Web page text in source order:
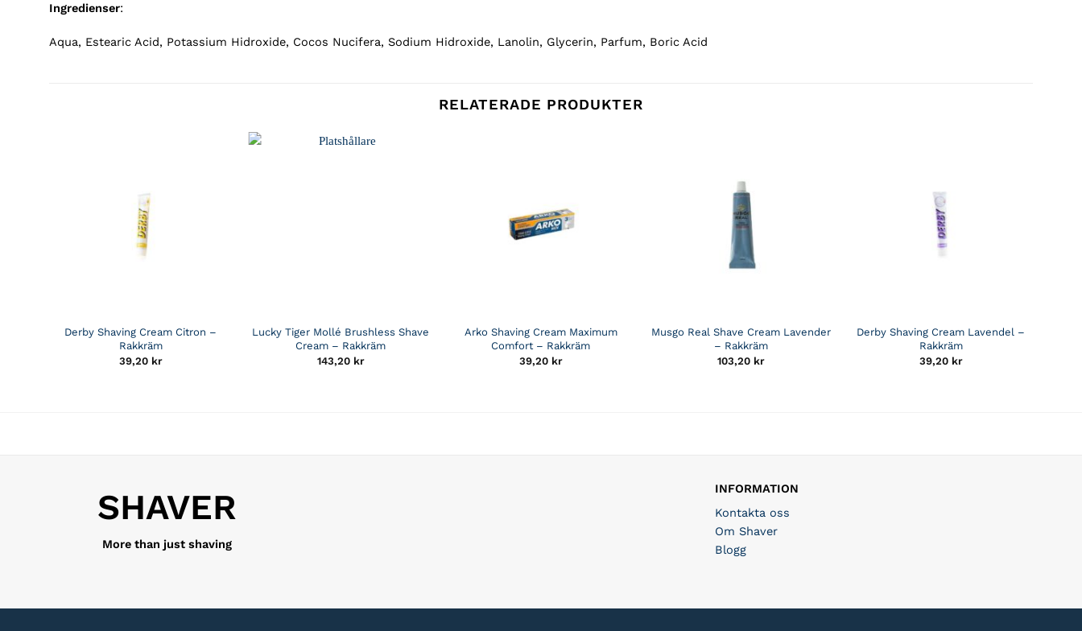
Ingredienser:
Aqua, Estearic Acid, Potassium Hidroxide, Cocos Nucifera, Sodium Hidroxide, Lanolin, Glycerin, Parfum, Boric Acid
RELATERADE PRODUKTER
Derby Shaving Cream Citron –
Rakkräm
39,20 kr
Lucky Tiger Mollé Brushless Shave
Cream – Rakkräm
143,20 kr
Arko Shaving Cream Maximum
Comfort – Rakkräm
39,20 kr
Musgo Real Shave Cream Lavender
– Rakkräm
103,20 kr
Derby Shaving Cream Lavendel –
Rakkräm
39,20 kr
SHAVER
More than just shaving
INFORMATION
Kontakta oss
Om Shaver
Blogg